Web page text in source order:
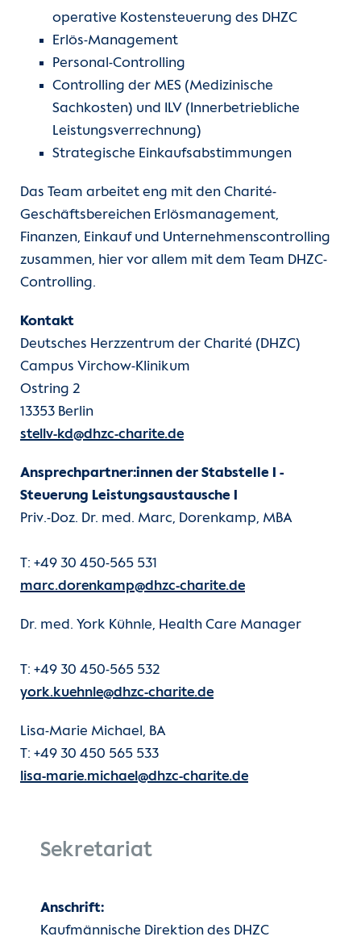
operative Kostensteuerung des DHZC
Erlös-Management
Personal-Controlling
Controlling der MES (Medizinische
Sachkosten) und ILV (Innerbetriebliche
Leistungsverrechnung)
Strategische Einkaufsabstimmungen
Das Team arbeitet eng mit den Charité-
Geschäftsbereichen Erlösmanagement,
Finanzen, Einkauf und Unternehmenscontrolling
zusammen, hier vor allem mit dem Team DHZC-
Controlling.
Kontakt
Deutsches Herzzentrum der Charité (DHZC)
Campus Virchow-Klinikum
Ostring 2
13353 Berlin
stellv-kd@dhzc-charite.de
Ansprechpartner:innen der Stabstelle I -
Steuerung Leistungsaustausche I
Priv.-Doz. Dr. med. Marc, Dorenkamp, MBA
T: +49 30 450-565 531
marc.dorenkamp@dhzc-charite.de
Dr. med. York Kühnle, Health Care Manager
T: +49 30 450-565 532
york.kuehnle@dhzc-charite.de
Lisa-Marie Michael, BA
T: +49 30 450 565 533
lisa-marie.michael@dhzc-charite.de
Sekretariat
Anschrift:
Kaufmännische Direktion des DHZC